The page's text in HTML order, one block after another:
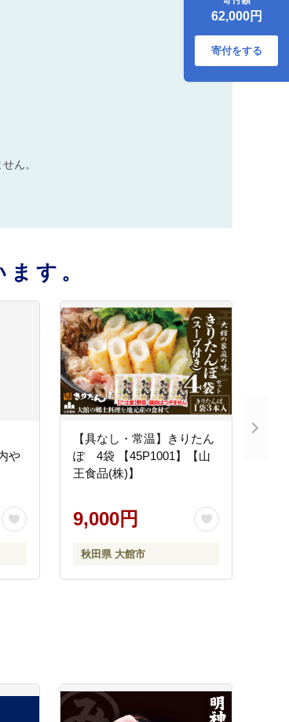
秋田犬ツーリズ
ム】62,000円
寄付をする
ん。
す。
や
【具なし・常温】きりたん
ぽ 4袋 【45P1001】【山
王食品(株)】
9,000円
秋田県 大館市